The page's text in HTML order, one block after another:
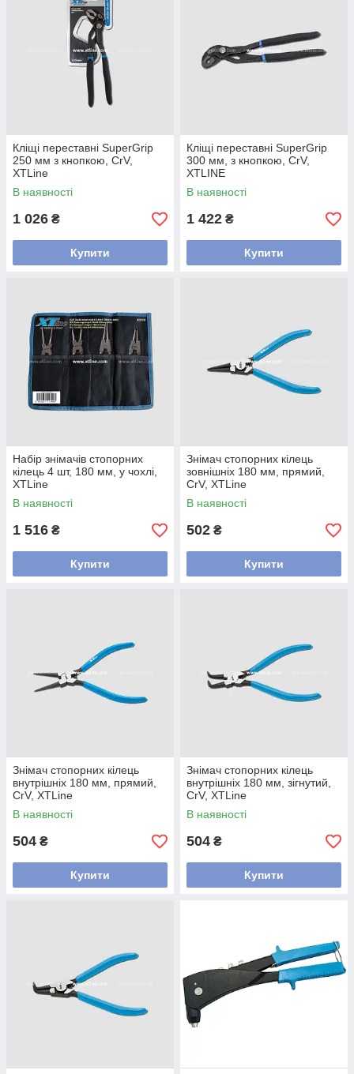
Кліщі переставні SuperGrip
250 мм з кнопкою, CrV,
XTLine
В наявності
1 026 ₴
Купити
Кліщі переставні SuperGrip
300 мм, з кнопкою, CrV,
XTLINE
В наявності
1 422 ₴
Купити
Набір знімачів стопорних
кілець 4 шт, 180 мм, у чохлі,
XTLine
В наявності
1 516 ₴
Купити
Знімач стопорних кілець
зовнішніх 180 мм, прямий,
CrV, XTLine
В наявності
502 ₴
Купити
Знімач стопорних кілець
внутрішніх 180 мм, прямий,
CrV, XTLine
В наявності
504 ₴
Купити
Знімач стопорних кілець
внутрішніх 180 мм, зігнутий,
CrV, XTLine
В наявності
504 ₴
Купити